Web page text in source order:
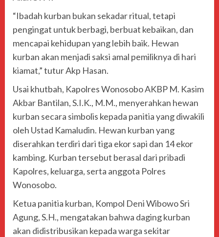
“Ibadah kurban bukan sekadar ritual, tetapi
pengingat untuk berbagi, berbuat kebaikan, dan
mencapai kehidupan yang lebih baik. Hewan
kurban akan menjadi saksi amal pemiliknya di hari
kiamat,” tutur Akp Hasan.
Usai khutbah, Kapolres Wonosobo AKBP M. Kasim
Akbar Bantilan, S.I.K., M.M., menyerahkan hewan
kurban secara simbolis kepada panitia yang diwakili
oleh Ustad Kamaludin. Hewan kurban yang
diserahkan terdiri dari tiga ekor sapi dan 14 ekor
kambing. Kurban tersebut berasal dari pribadi
Kapolres, keluarga, serta anggota Polres
Wonosobo.
Ketua panitia kurban, Kompol Deni Wibowo Sri
Agung, S.H., mengatakan bahwa daging kurban
akan didistribusikan kepada warga sekitar